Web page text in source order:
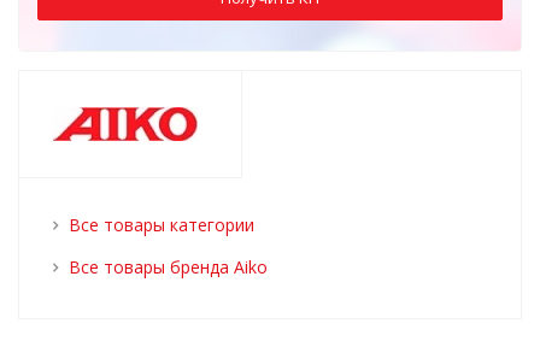
Все товары категории
Все товары бренда Aiko